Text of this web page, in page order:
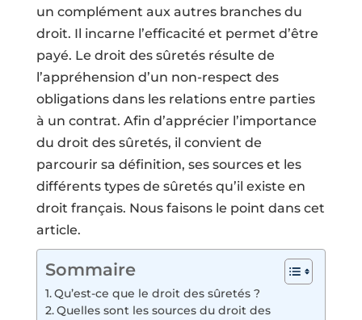
un complément aux autres branches du
droit. Il incarne l’efficacité et permet d’être
payé. Le droit des sûretés résulte de
l’appréhension d’un non-respect des
obligations dans les relations entre parties
à un contrat. Afin d’apprécier l’importance
du droit des sûretés, il convient de
parcourir sa définition, ses sources et les
différents types de sûretés qu’il existe en
droit français. Nous faisons le point dans cet
article.
Sommaire
Qu’est-ce que le droit des sûretés ?
Quelles sont les sources du droit des